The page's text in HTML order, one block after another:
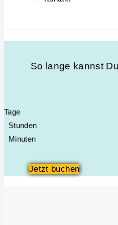
So lange kannst
Tage
Stunden
Minuten
Jetzt buchen